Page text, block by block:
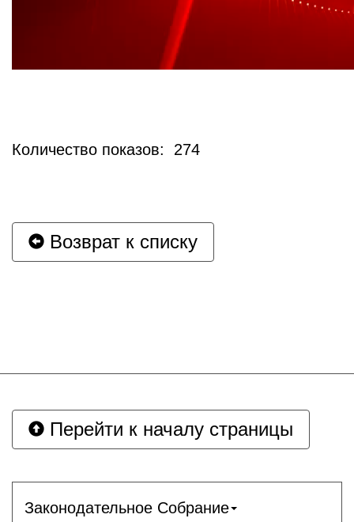
Количество показов: 274
Возврат к списку
Перейти к началу страницы
Законодательное Собрание